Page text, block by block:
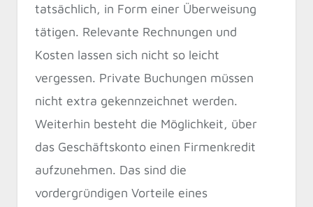
tatsächlich, in Form einer Überweisung
tätigen. Relevante Rechnungen und
Kosten lassen sich nicht so leicht
vergessen. Private Buchungen müssen
nicht extra gekennzeichnet werden.
Weiterhin besteht die Möglichkeit, über
das Geschäftskonto einen Firmenkredit
aufzunehmen. Das sind die
vordergründigen Vorteile eines